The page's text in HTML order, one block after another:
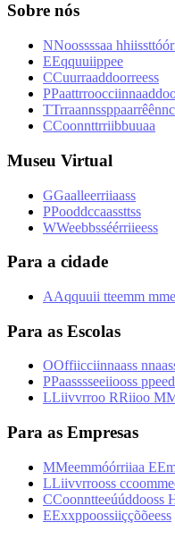
Sobre nós
NNoossssaa hhiissttóór
EEqquuiippee
CCuurraaddoorreess
PPaattrroocciinnaaddo
TTrraannssppaarrêênnc
CCoonnttrriibbuuaa
Museu Virtual
GGaalleerriiaass
PPooddccaassttss
WWeebbsséérriieess
Para a cidade
AAqquuii tteemm mme
Para as Escolas
OOffiicciinnaass nnaas
PPaasssseeiiooss ppeed
LLiivvrroo RRiioo M
Para as Empresas
MMeemmóórriiaa EE
LLiivvrrooss ccoomme
CCoonntteeúúddooss
EExxppoossiiççõõeess